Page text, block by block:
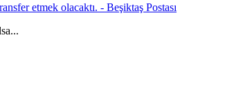
etmek olacaktı. - Beşiktaş Postası